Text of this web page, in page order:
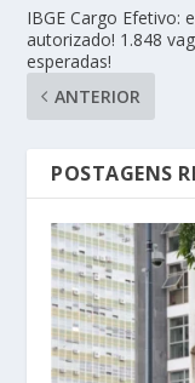
IBGE Cargo Efetivo:
autorizado! 1.848
esperadas!
ANTERIOR
POSTAGENS